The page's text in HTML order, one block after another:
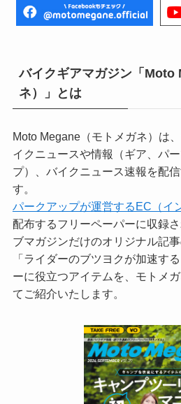
バイクギアマガジン「Moto
ネ）」とは
Moto Megane（モトメガネ）は
イクニュースや情報（ギア、パ
プ）、バイクニュース速報を配
す。
パークアップが運営するEC（イ
配布するフリーペーパーに収録
ブマガジンだけのオリジナル記
「ライダーのブツヨクが加速す
ーに役立つアイテムを、モトメ
てご紹介いたします。